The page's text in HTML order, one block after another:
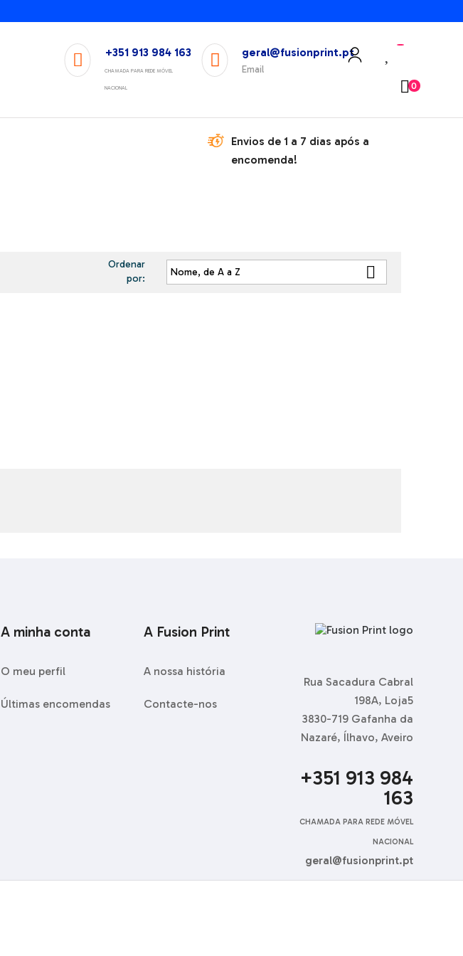
+351 913 984 163
CHAMADA PARA REDE MÓVEL
NACIONAL
geral@fusionprint.pt
Email
0
Envios de 1 a 7 dias após a
encomenda!
Ordenar
por:
Nome, de A a Z 
A minha conta
O meu perfil
Últimas encomendas
A Fusion Print
A nossa história
Contacte-nos
Rua Sacadura Cabral
198A, Loja5
3830-719 Gafanha da
Nazaré, Ílhavo, Aveiro
+351 913 984
163
CHAMADA PARA REDE MÓVEL
NACIONAL
geral@fusionprint.pt